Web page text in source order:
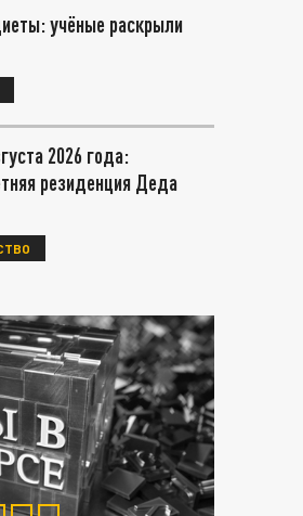
учёные раскрыли
2026 года:
резиденция Деда